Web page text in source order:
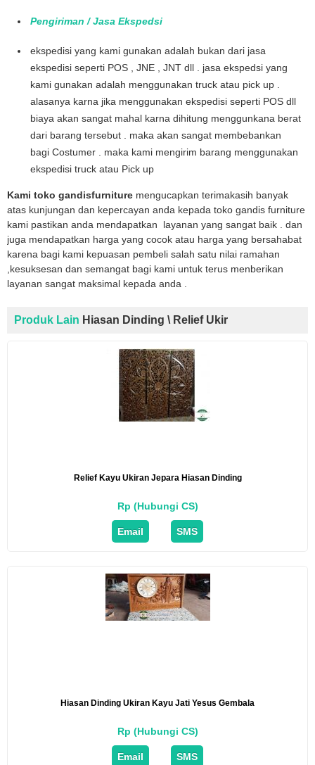
Pengiriman / Jasa Ekspedsi
ekspedisi yang kami gunakan adalah bukan dari jasa
ekspedisi seperti POS , JNE , JNT dll . jasa ekspedsi yang
kami gunakan adalah menggunakan truck atau pick up .
alasanya karna jika menggunakan ekspedisi seperti POS dll
biaya akan sangat mahal karna dihitung menggunkana berat
dari barang tersebut . maka akan sangat membebankan
bagi Costumer . maka kami mengirim barang menggunakan
ekspedisi truck atau Pick up
Kami toko gandisfurniture mengucapkan terimakasih banyak
atas kunjungan dan kepercayan anda kepada toko gandis furniture
kami pastikan anda mendapatkan layanan yang sangat baik . dan
juga mendapatkan harga yang cocok atau harga yang bersahabat
karena bagi kami kepuasan pembeli salah satu nilai ramahan
,kesuksesan dan semangat bagi kami untuk terus menberikan
layanan sangat maksimal kepada anda .
Produk Lain Hiasan Dinding \ Relief Ukir
Relief Kayu Ukiran Jepara Hiasan Dinding
Rp (Hubungi CS)
Email SMS
Hiasan Dinding Ukiran Kayu Jati Yesus Gembala
Rp (Hubungi CS)
Email SMS